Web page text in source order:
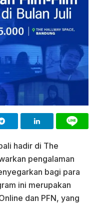
hadir di The
pengalaman
bagi para
ini merupakan
dan PFN, yang